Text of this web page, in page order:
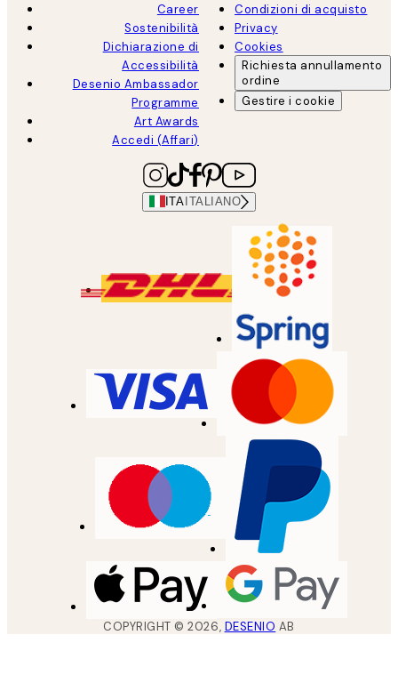
Career
Sostenibilità
Dichiarazione di
Accessibilità
Desenio Ambassador
Programme
Art Awards
Accedi (Affari)
Condizioni di acquisto
Privacy
Cookies
Richiesta annullamento
ordine
Gestire i cookie
ITA ITALIANO
COPYRIGHT ©2026, DESENIO AB